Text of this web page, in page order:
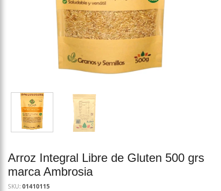
Arroz Integral Libre de Gluten 500 grs
marca Ambrosia
SKU:01410115